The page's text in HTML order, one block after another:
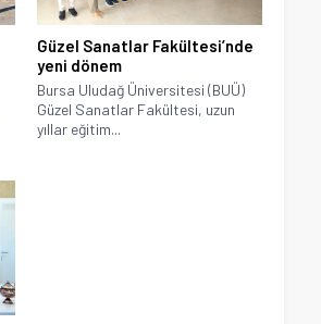
Güzel Sanatlar Fakültesi’nde
yeni dönem
Bursa Uludağ Üniversitesi (BUÜ)
Güzel Sanatlar Fakültesi, uzun
yıllar eğitim...